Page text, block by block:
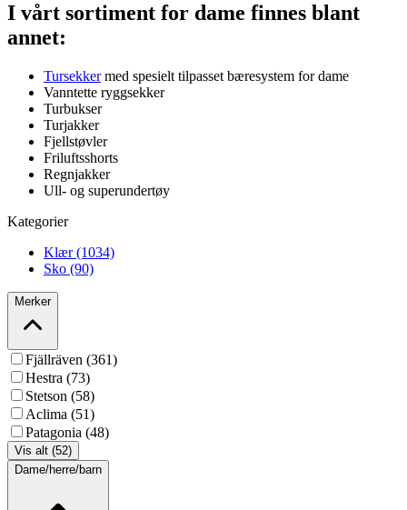
I vårt sortiment for dame finnes blant
annet:
Tursekkermed spesielt tilpasset bæresystem for dame
Vanntette ryggsekker
Turbukser
Turjakker
Fjellstøvler
Friluftsshorts
Regnjakker
Ull- og superundertøy
Kategorier
Klær (1034)
Sko (90)
Merker
Fjällräven (361)
Hestra (73)
Stetson (58)
Aclima (51)
Patagonia (48)
Vis alt (52)
Dame/herre/barn